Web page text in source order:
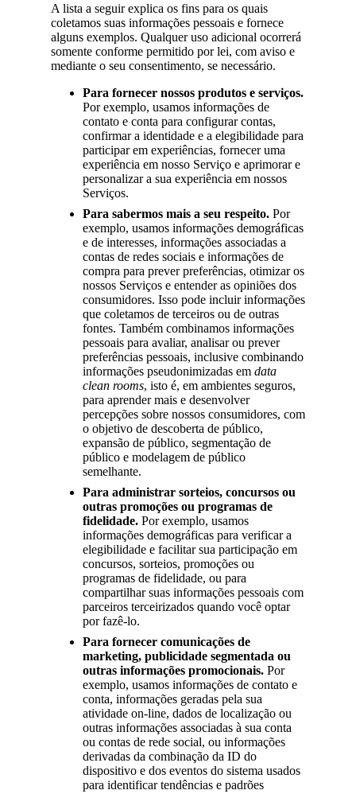
A lista a seguir explica os fins para os quais
coletamos suas informações pessoais e fornece
alguns exemplos. Qualquer uso adicional ocorrerá
somente conforme permitido por lei, com aviso e
mediante o seu consentimento, se necessário.
Para fornecer nossos produtos e serviços.
Por exemplo, usamos informações de
contato e conta para configurar contas,
confirmar a identidade e a elegibilidade para
participar em experiências, fornecer uma
experiência em nosso Serviço e aprimorar e
personalizar a sua experiência em nossos
Serviços.
Para sabermos mais a seu respeito. Por
exemplo, usamos informações demográficas
e de interesses, informações associadas a
contas de redes sociais e informações de
compra para prever preferências, otimizar os
nossos Serviços e entender as opiniões dos
consumidores. Isso pode incluir informações
que coletamos de terceiros ou de outras
fontes. Também combinamos informações
pessoais para avaliar, analisar ou prever
preferências pessoais, inclusive combinando
informações pseudonimizadas em data
clean rooms, isto é, em ambientes seguros,
para aprender mais e desenvolver
percepções sobre nossos consumidores, com
o objetivo de descoberta de público,
expansão de público, segmentação de
público e modelagem de público
semelhante.
Para administrar sorteios, concursos ou
outras promoções ou programas de
fidelidade. Por exemplo, usamos
informações demográficas para verificar a
elegibilidade e facilitar sua participação em
concursos, sorteios, promoções ou
programas de fidelidade, ou para
compartilhar suas informações pessoais com
parceiros terceirizados quando você optar
por fazê-lo.
Para fornecer comunicações de
marketing, publicidade segmentada ou
outras informações promocionais. Por
exemplo, usamos informações de contato e
conta, informações geradas pela sua
atividade on-line, dados de localização ou
outras informações associadas à sua conta
ou contas de rede social, ou informações
derivadas da combinação da ID do
dispositivo e dos eventos do sistema usados
para identificar tendências e padrões